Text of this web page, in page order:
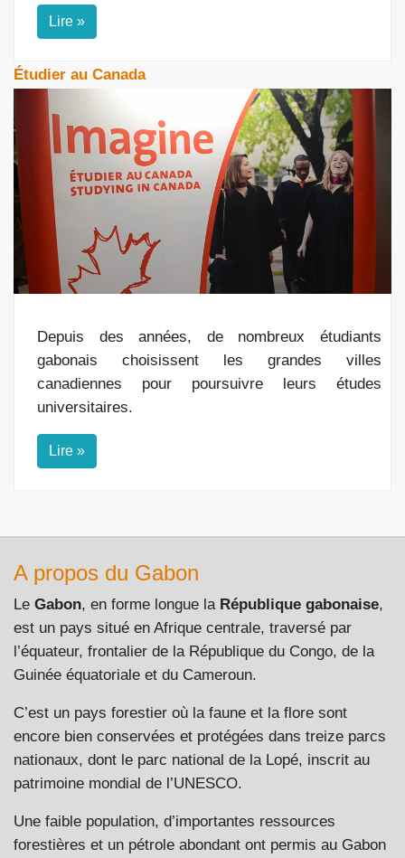
Lire »
Étudier au Canada
Depuis des années, de nombreux étudiants
gabonais choisissent les grandes villes
canadiennes pour poursuivre leurs études
universitaires.
Lire »
A propos du Gabon
Le Gabon, en forme longue la République gabonaise,
est un pays situé en Afrique centrale, traversé par
l’équateur, frontalier de la République du Congo, de la
Guinée équatoriale et du Cameroun.
C’est un pays forestier où la faune et la flore sont
encore bien conservées et protégées dans treize parcs
nationaux, dont le parc national de la Lopé, inscrit au
patrimoine mondial de l’UNESCO.
Une faible population, d’importantes ressources
forestières et un pétrole abondant ont permis au Gabon